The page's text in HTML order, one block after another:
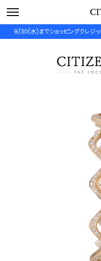
9/30(水)までショッピングクレジ